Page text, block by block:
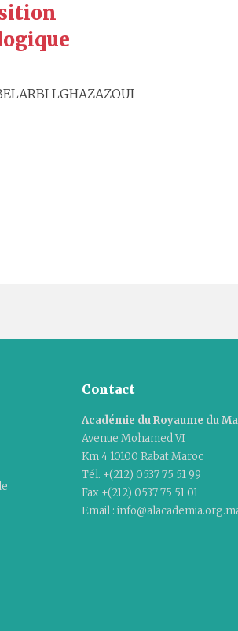
LGHAZAZOUI
Contact
Académie du Royaume du
Avenue Mohamed VI
Km 4 10100 Rabat Maroc
Tél. +(212) 0537 75 51 99
Fax +(212) 0537 75 51 01
Email :